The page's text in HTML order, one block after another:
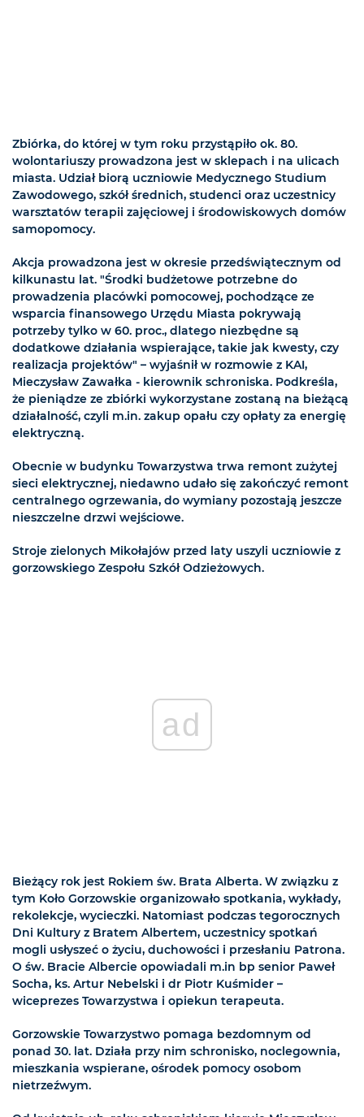
Zbiórka, do której w tym roku przystąpiło ok. 80.
wolontariuszy prowadzona jest w sklepach i na ulicach
miasta. Udział biorą uczniowie Medycznego Studium
Zawodowego, szkół średnich, studenci oraz uczestnicy
warsztatów terapii zajęciowej i środowiskowych domów
samopomocy.
Akcja prowadzona jest w okresie przedświątecznym od
kilkunastu lat. "Środki budżetowe potrzebne do
prowadzenia placówki pomocowej, pochodzące ze
wsparcia finansowego Urzędu Miasta pokrywają
potrzeby tylko w 60. proc., dlatego niezbędne są
dodatkowe działania wspierające, takie jak kwesty, czy
realizacja projektów" – wyjaśnił w rozmowie z KAI,
Mieczysław Zawałka - kierownik schroniska. Podkreśla,
że pieniądze ze zbiórki wykorzystane zostaną na bieżącą
działalność, czyli m.in. zakup opału czy opłaty za energię
elektryczną.
Obecnie w budynku Towarzystwa trwa remont zużytej
sieci elektrycznej, niedawno udało się zakończyć remont
centralnego ogrzewania, do wymiany pozostają jeszcze
nieszczelne drzwi wejściowe.
Stroje zielonych Mikołajów przed laty uszyli uczniowie z
gorzowskiego Zespołu Szkół Odzieżowych.
ad
Bieżący rok jest Rokiem św. Brata Alberta. W związku z
tym Koło Gorzowskie organizowało spotkania, wykłady,
rekolekcje, wycieczki. Natomiast podczas tegorocznych
Dni Kultury z Bratem Albertem, uczestnicy spotkań
mogli usłyszeć o życiu, duchowości i przesłaniu Patrona.
O św. Bracie Albercie opowiadali m.in bp senior Paweł
Socha, ks. Artur Nebelski i dr Piotr Kuśmider –
wiceprezes Towarzystwa i opiekun terapeuta.
Gorzowskie Towarzystwo pomaga bezdomnym od
ponad 30. lat. Działa przy nim schronisko, noclegownia,
mieszkania wspierane, ośrodek pomocy osobom
nietrzeźwym.